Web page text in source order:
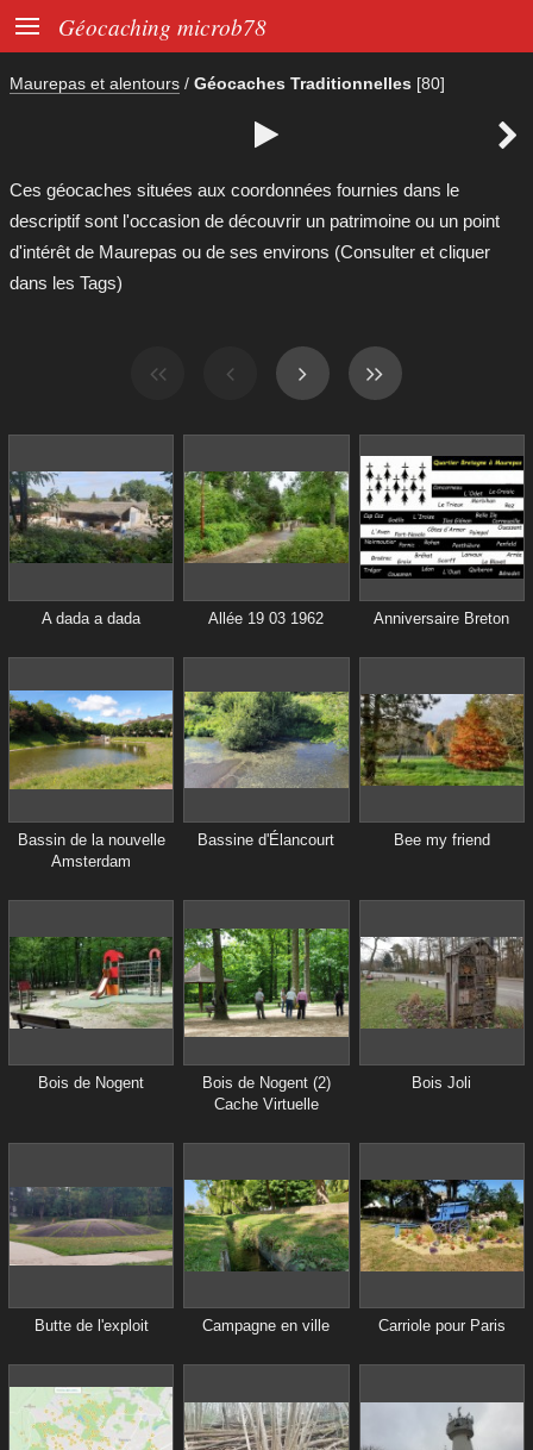
 Géocaching microb78
Maurepas et alentours / Géocaches Traditionnelles [80]
 
Ces géocaches situées aux coordonnées fournies dans le
descriptif sont l'occasion de découvrir un patrimoine ou un point
d'intérêt de Maurepas ou de ses environs (Consulter et cliquer
dans les Tags)
A dada a dada Allée 19 03 1962 Anniversaire Breton
Bassin de la nouvelle
Amsterdam
Bassine d'Élancourt Bee my friend
Bois de Nogent
Bois de Nogent (2)
Cache Virtuelle
Bois Joli
Butte de l'exploit Campagne en ville Carriole pour Paris